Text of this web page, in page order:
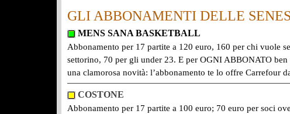
GLI ABBONAMENTI DELLE
MENS SANA BASKETBALL
Abbonamento per 17 partite a 120 euro, 160 per chi vuole
settorino, 70 per gli under 23. E per OGNI ABBONATO
una clamorosa novità: l’abbonamento te lo offre Carrefour
COSTONE
Abbonamento per 17 partite a 100 euro; 70 euro per soci